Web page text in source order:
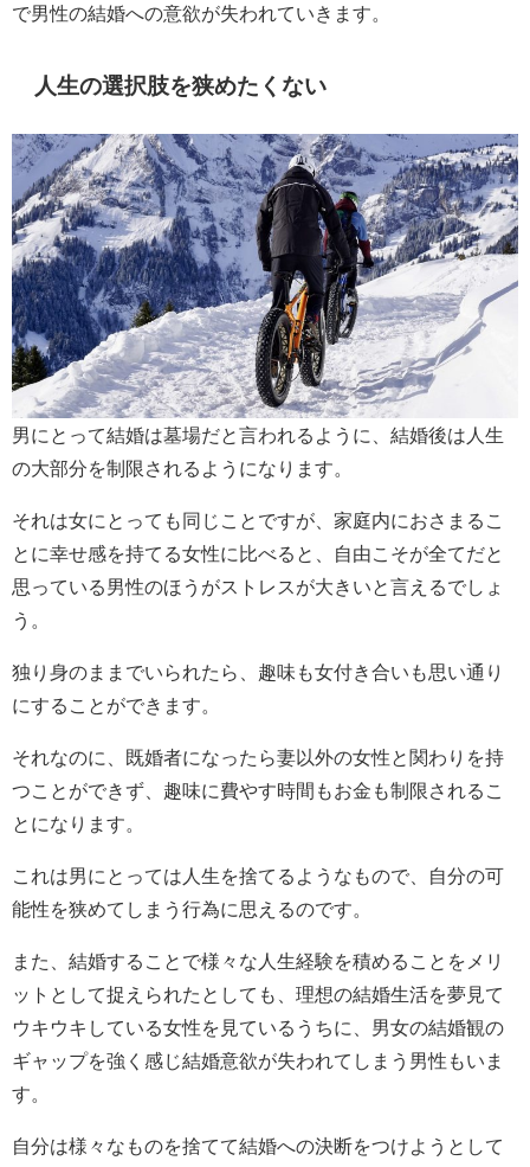
で男性の結婚への意欲が失われていきます。
人生の選択肢を狭めたくない
男にとって結婚は墓場だと言われるように、結婚後は人生
の大部分を制限されるようになります。
それは女にとっても同じことですが、家庭内におさまるこ
とに幸せ感を持てる女性に比べると、自由こそが全てだと
思っている男性のほうがストレスが大きいと言えるでしょ
う。
独り身のままでいられたら、趣味も女付き合いも思い通り
にすることができます。
それなのに、既婚者になったら妻以外の女性と関わりを持
つことができず、趣味に費やす時間もお金も制限されるこ
とになります。
これは男にとっては人生を捨てるようなもので、自分の可
能性を狭めてしまう行為に思えるのです。
また、結婚することで様々な人生経験を積めることをメリ
ットとして捉えられたとしても、理想の結婚生活を夢見て
ウキウキしている女性を見ているうちに、男女の結婚観の
ギャップを強く感じ結婚意欲が失われてしまう男性もいま
す。
自分は様々なものを捨てて結婚への決断をつけようとして